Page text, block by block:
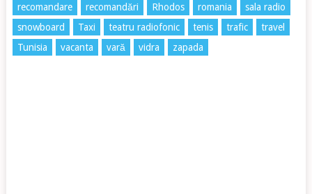
recomandare
recomandări Rhodos romania
sala radio
snowboard
Taxi teatru radiofonic tenis trafic
travel
Tunisia
vacanta vară vidra zapada